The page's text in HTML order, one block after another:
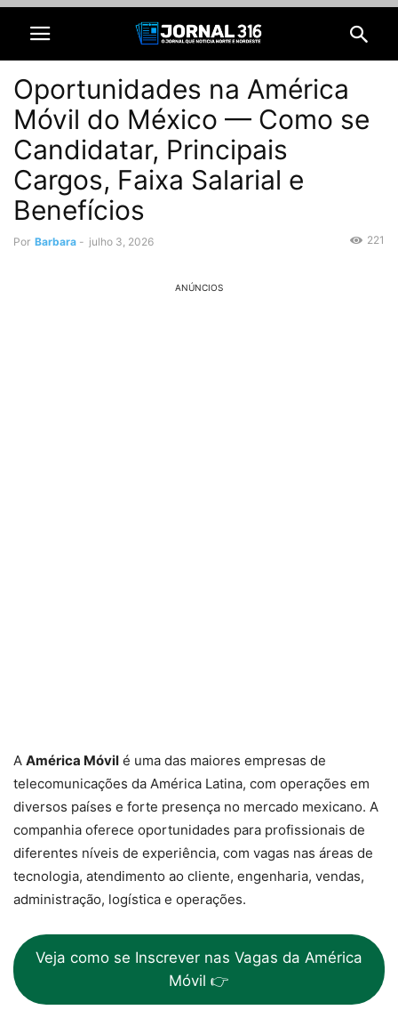
Oportunidades na América
Móvil do México — Como se
Candidatar, Principais
Cargos, Faixa Salarial e
Benefícios
Por Barbara - julho 3, 2026 221
ANÚNCIOS
A América Móvil é uma das maiores empresas de
telecomunicações da América Latina, com operações em
diversos países e forte presença no mercado mexicano. A
companhia oferece oportunidades para profissionais de
diferentes níveis de experiência, com vagas nas áreas de
tecnologia, atendimento ao cliente, engenharia, vendas,
administração, logística e operações.
Veja como se Inscrever nas Vagas da América
Móvil 👉